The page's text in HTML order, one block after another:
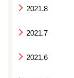
2021.8
2021.7
2021.6